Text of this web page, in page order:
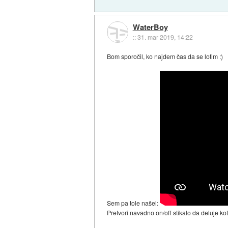
WaterBoy
::31. mar 2019, 14:22
Bom sporočil, ko najdem čas da se lotim :)
Sem pa tole našel:
Pretvori navadno on/off stikalo da deluje